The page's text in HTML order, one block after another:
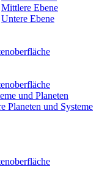
Mittlere Ebene
Untere Ebene
und Planeten
Planeten und Systeme